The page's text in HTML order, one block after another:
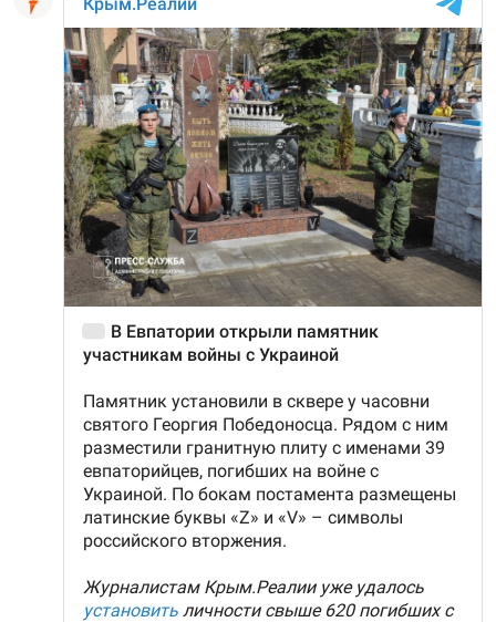
ПОБЕДИТЕЛЕЙ НЕ СУДЯТ?
КРЫМ.НЕПОКОРЕННЫЙ
ELIFBE
УКРАИНСКАЯ ПРОБЛЕМА КРЫМА
ПРИСОЕДИНЯЙТЕСЬ!
Все сайты RFE/RL